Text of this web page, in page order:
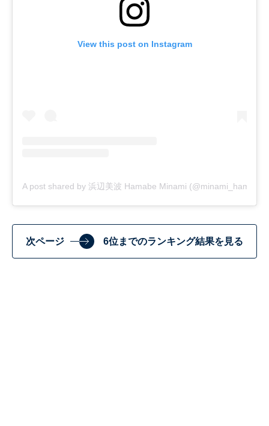
View this post on Instagram
A post shared by 浜辺美波 Hamabe Minami
次ページ 6位までのランキング結果を見る